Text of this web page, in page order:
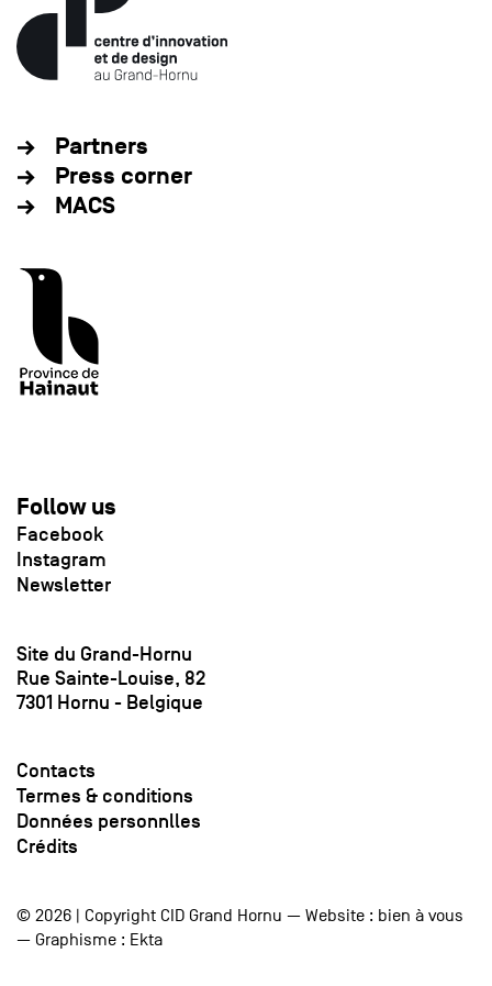
Partners
Press corner
MACS
Follow us
Facebook
Instagram
Newsletter
Site du Grand-Hornu
Rue Sainte-Louise, 82
7301 Hornu - Belgique
Contacts
Termes & conditions
Données personnlles
Crédits
© 2026 | Copyright CID Grand Hornu — Website : bien à vous
— Graphisme : Ekta